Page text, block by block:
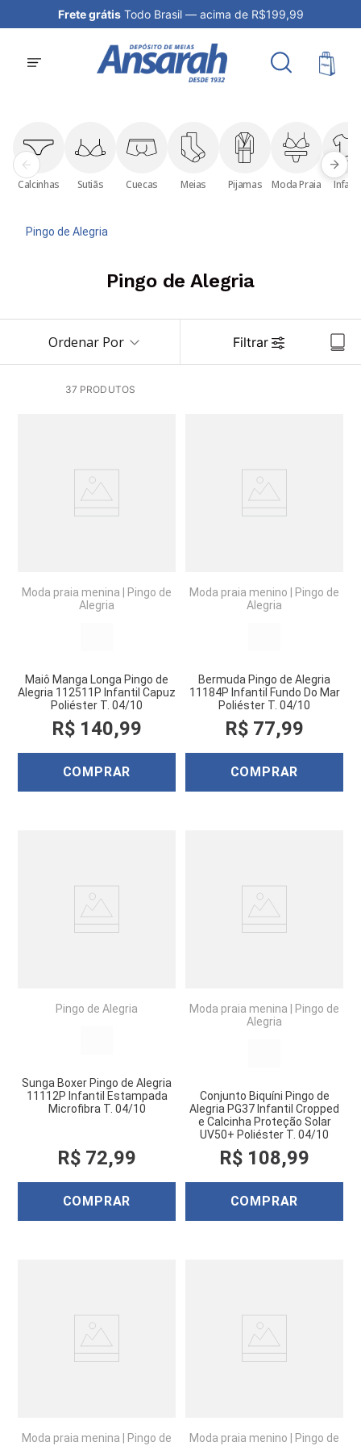
Frete grátisTodo Brasil — acima de R$199,99
Calcinhas Sutiãs Cuecas Meias Pijamas Moda Praia
Pingo de Alegria
Pingo de Alegria
Ordenar Por Filtrar
37 PRODUTOS
Moda praia menina
Pingo de
Alegria
Maiô Manga Longa Pingo de
Alegria 112511P Infantil Capuz
Poliéster T. 04/10
R$ 140,99
COMPRAR
Moda praia menino
Pingo de
Alegria
Bermuda Pingo de Alegria
11184P Infantil Fundo Do Mar
Poliéster T. 04/10
R$ 77,99
COMPRAR
Pingo de Alegria
Sunga Boxer Pingo de Alegria
11112P Infantil Estampada
Microfibra T. 04/10
R$ 72,99
COMPRAR
Moda praia menina
Pingo de
Alegria
Conjunto Biquíni Pingo de
Alegria PG37 Infantil Cropped
e Calcinha Proteção Solar
UV50+ Poliéster T. 04/10
R$ 108,99
COMPRAR
Moda praia menina
Pingo de
Moda praia menino
Pingo de